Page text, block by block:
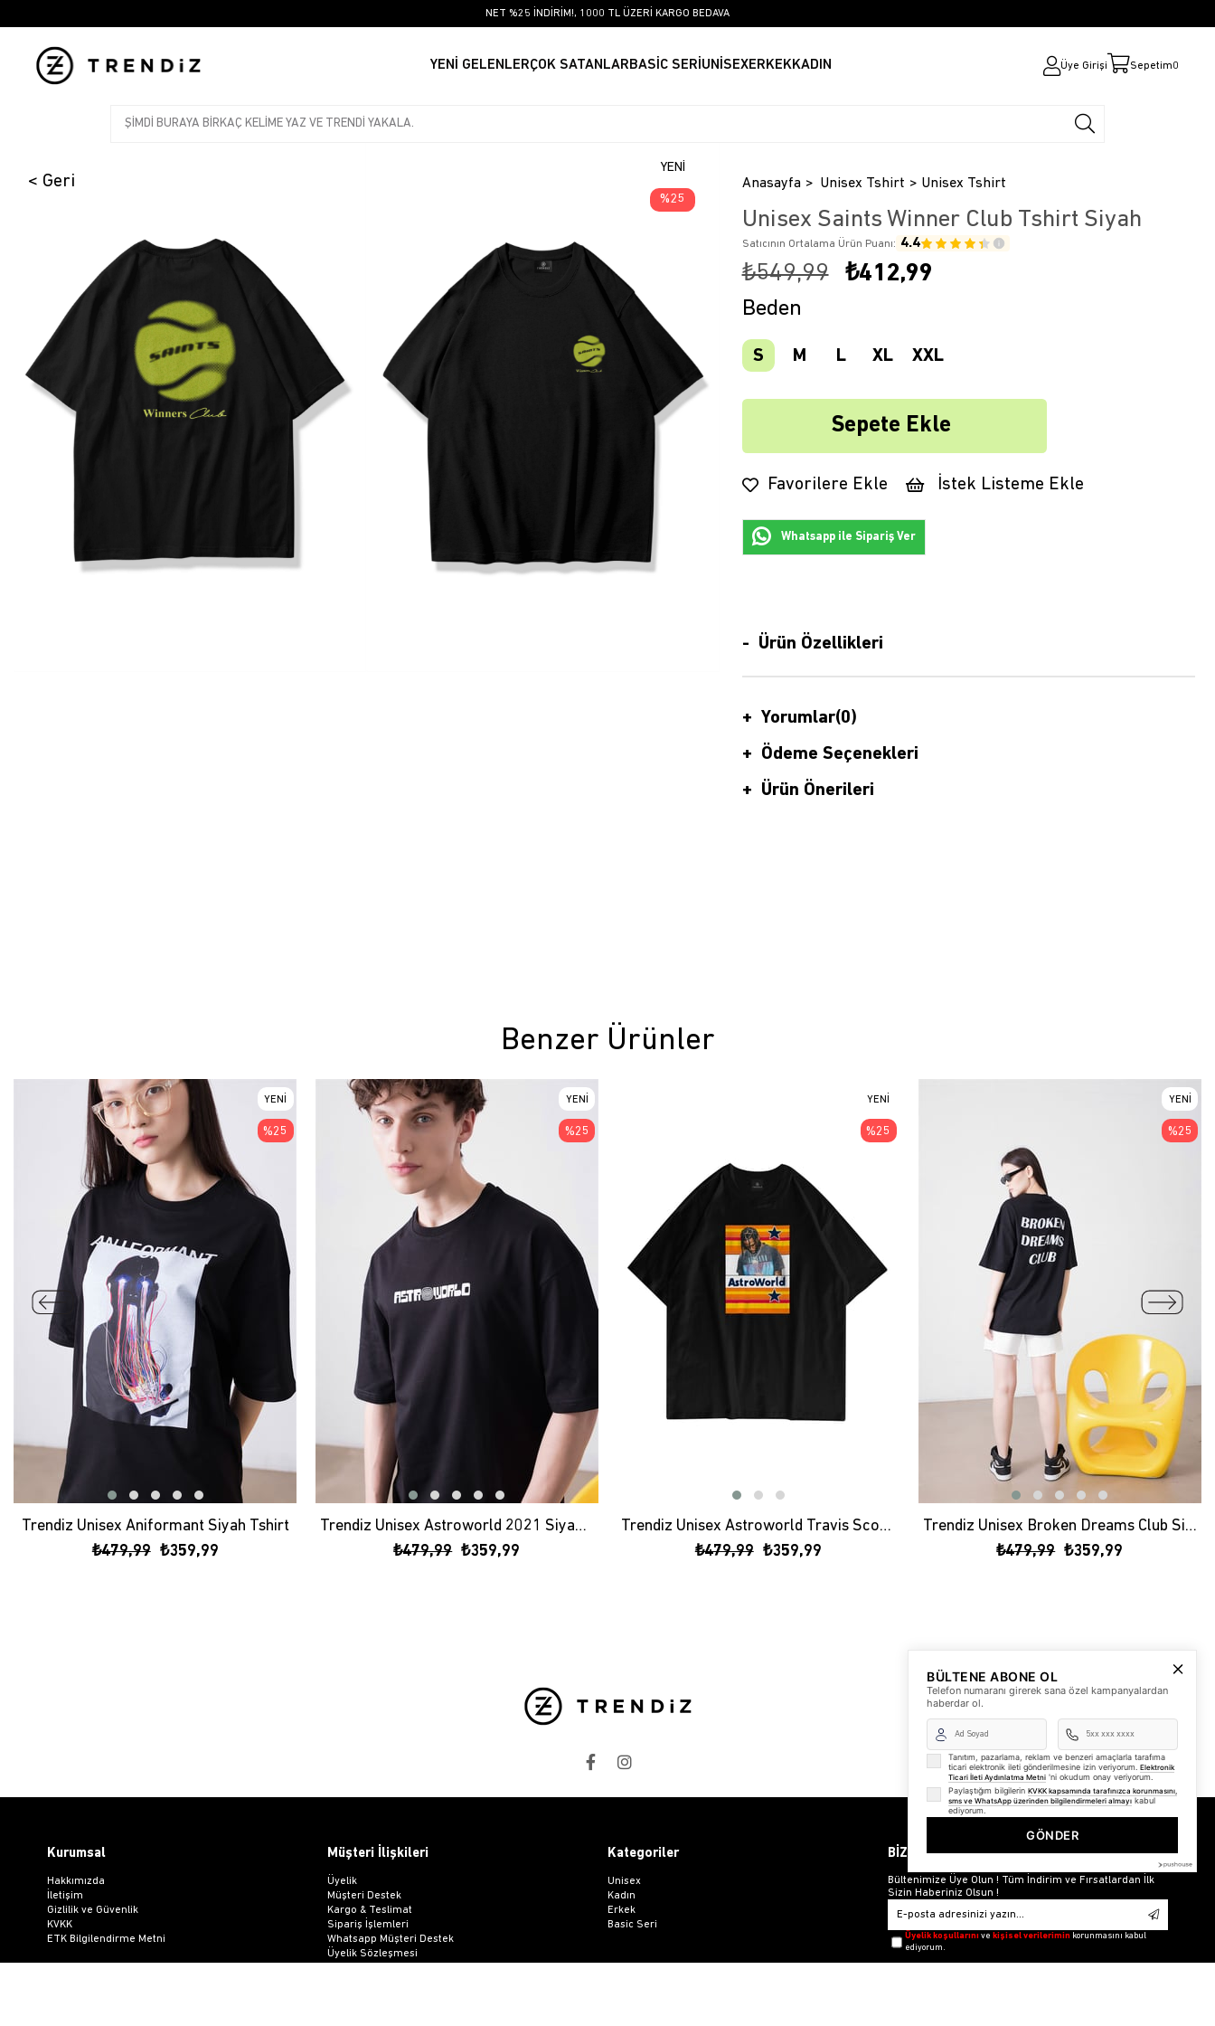
NET %25 İNDİRİM!, 1000 TL ÜZERİ KARGO BEDAVA
YENİ GELENLERÇOK SATANLARBASİC SERİ UNİSEXERKEKKADIN Üye Girişi Sepetim0
YENI
ÜRÜN
25
Anasayfa Unisex Tshirt Unisex Tshirt
Unisex Saints Winner Club Tshirt Siyah
Satıcının Ortalama Ürün Puanı: 4.4
₺549,99 ₺412,99
Beden
S M L XL XXL
Favorilere Ekle İstek Listeme Ekle
Whatsapp ile Sipariş Ver
Ürün Özellikleri
Yorumlar(0)
Ödeme Seçenekleri
Ürün Önerileri
Benzer Ürünler
Trendiz Unisex Aniformant Siyah Tshirt
₺359,99
₺479,99
YENI
ÜRÜN
%25
Trendiz Unisex Astroworld 2021 Siyah Tshirt
₺359,99
₺479,99
YENI
ÜRÜN
%25
Trendiz Unisex Astroworld Travis Scott Siyah Tshirt
₺359,99
₺479,99
YENI
ÜRÜN
%25
Trendiz Unisex Broken Dreams Club Siyah Tshirt
₺359,99
₺479,99
YENI
ÜRÜN
%25
Kurumsal
Hakkımızda
İletişim
Gizlilik ve Güvenlik
KVKK
ETK Bilgilendirme Metni
Müşteri İlişkileri
Üyelik
Müşteri Destek
Kargo & Teslimat
Sipariş İşlemleri
Whatsapp Müşteri Destek
Üyelik Sözleşmesi
Kategoriler
Unisex
Kadın
Erkek
Basic Seri
BİZDEN HABERLER
Bültenimize Üye Olun ! Tüm İndirim ve Fırsatlardan İlk
Sizin Haberiniz Olsun !
Üyelik koşullarınıvekişisel verilerimin korunmasını kabul
ediyorum.
BÜLTENE ABONE OL
Telefon numaranı girerek sana özel kampanyalardan
haberdar ol.
Tanıtım, pazarlama, reklam ve benzeri amaçlarla tarafıma
ticari elektronik ileti gönderilmesine izin veriyorum. Elektronik
Ticari İleti Aydınlatma Metni 'ni okudum onay veriyorum.
Paylaştığım bilgilerin KVKK kapsamında tarafınızca korunmasını,
sms ve WhatsApp üzerinden bilgilendirmeleri almayı kabul
ediyorum.
GÖNDER